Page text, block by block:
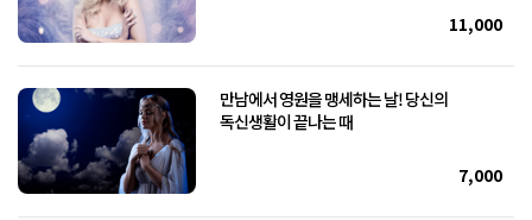
11,000
만남에서 영원을 맹세하는 날! 당신의
독신생활이 끝나는 때
7,000